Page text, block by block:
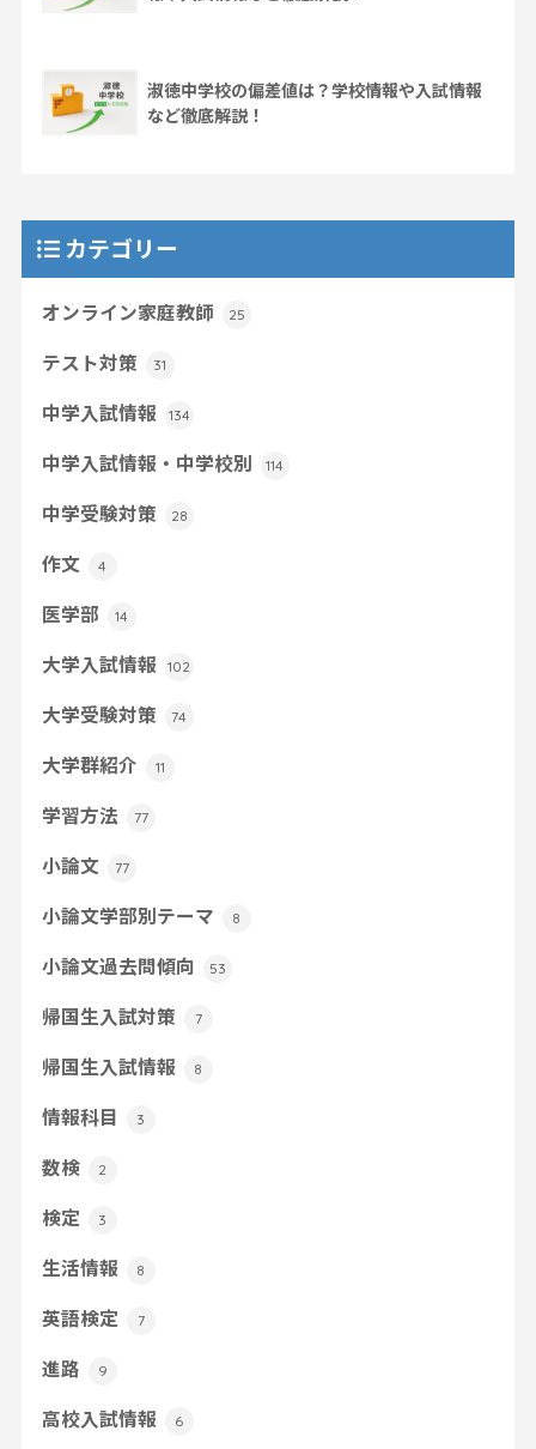
淑徳中学校の偏差値は？学校情報や入試情報
など徹底解説！
カテゴリー
オンライン家庭教師 25
テスト対策 31
中学入試情報 134
中学入試情報・中学校別 114
中学受験対策 28
作文 4
医学部 14
大学入試情報 102
大学受験対策 74
大学群紹介 11
学習方法 77
小論文 77
小論文学部別テーマ 8
小論文過去問傾向 53
帰国生入試対策 7
帰国生入試情報 8
情報科目 3
数検 2
検定 3
生活情報 8
英語検定 7
進路 9
高校入試情報 6